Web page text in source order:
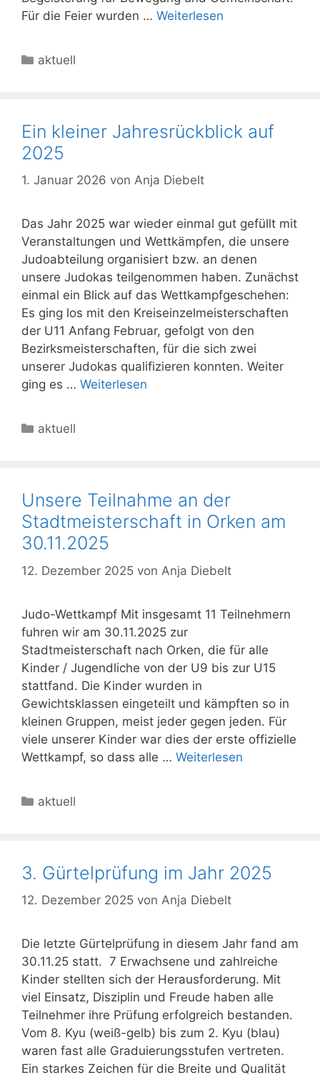
Für die Feier wurden … Weiterlesen
Kategorien
aktuell
Ein kleiner Jahresrückblick auf
2025
1. Januar 2026 von Anja Diebelt
Das Jahr 2025 war wieder einmal gut gefüllt mit
Veranstaltungen und Wettkämpfen, die unsere
Judoabteilung organisiert bzw. an denen
unsere Judokas teilgenommen haben. Zunächst
einmal ein Blick auf das Wettkampfgeschehen:
Es ging los mit den Kreiseinzelmeisterschaften
der U11 Anfang Februar, gefolgt von den
Bezirksmeisterschaften, für die sich zwei
unserer Judokas qualifizieren konnten. Weiter
ging es … Weiterlesen
Kategorien
aktuell
Unsere Teilnahme an der
Stadtmeisterschaft in Orken am
30.11.2025
12. Dezember 2025 von Anja Diebelt
Judo-Wettkampf Mit insgesamt 11 Teilnehmern
fuhren wir am 30.11.2025 zur
Stadtmeisterschaft nach Orken, die für alle
Kinder / Jugendliche von der U9 bis zur U15
stattfand. Die Kinder wurden in
Gewichtsklassen eingeteilt und kämpften so in
kleinen Gruppen, meist jeder gegen jeden. Für
viele unserer Kinder war dies der erste offizielle
Wettkampf, so dass alle … Weiterlesen
Kategorien
aktuell
3. Gürtelprüfung im Jahr 2025
12. Dezember 2025 von Anja Diebelt
Die letzte Gürtelprüfung in diesem Jahr fand am
30.11.25 statt. 7 Erwachsene und zahlreiche
Kinder stellten sich der Herausforderung. Mit
viel Einsatz, Disziplin und Freude haben alle
Teilnehmer ihre Prüfung erfolgreich bestanden.
Vom 8. Kyu (weiß-gelb) bis zum 2. Kyu (blau)
waren fast alle Graduierungsstufen vertreten.
Ein starkes Zeichen für die Breite und Qualität